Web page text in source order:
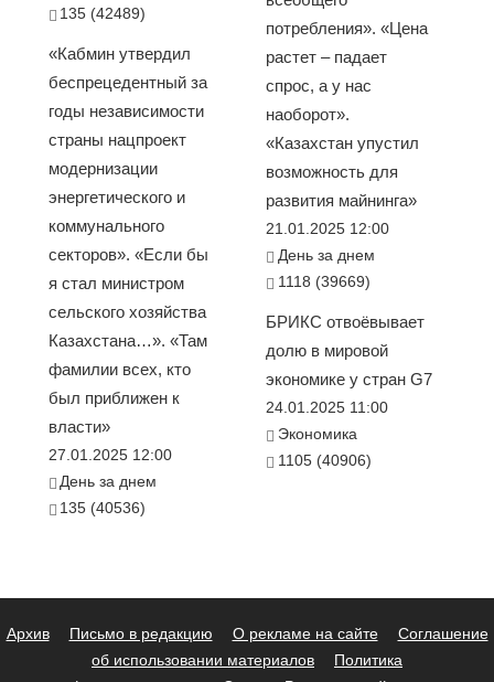
135 (42489)
«Кабмин утвердил
беспрецедентный за
годы независимости
страны нацпроект
модернизации
энергетического и
коммунального
секторов». «Если бы
я стал министром
сельского хозяйства
Казахстана…». «Там
фамилии всех, кто
был приближен к
власти»
27.01.2025 12:00
День за днем
135 (40536)
потребления». «Цена
растет – падает
спрос, а у нас
наоборот».
«Казахстан упустил
возможность для
развития майнинга»
21.01.2025 12:00
День за днем
1118 (39669)
БРИКС отвоёвывает
долю в мировой
экономике у стран G7
24.01.2025 11:00
Экономика
1105 (40906)
Архив Письмо в редакцию О рекламе на сайте
Соглашение
об использовании материалов
Политика